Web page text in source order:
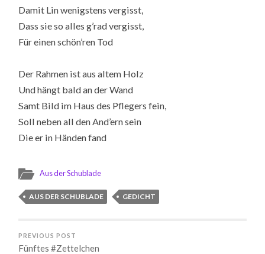
Damit Lin wenigstens vergisst,
Dass sie so alles g’rad vergisst,
Für einen schön’ren Tod
Der Rahmen ist aus altem Holz
Und hängt bald an der Wand
Samt Bild im Haus des Pflegers fein,
Soll neben all den And’ern sein
Die er in Händen fand
Aus der Schublade
AUS DER SCHUBLADE GEDICHT
PREVIOUS POST
Fünftes #Zettelchen